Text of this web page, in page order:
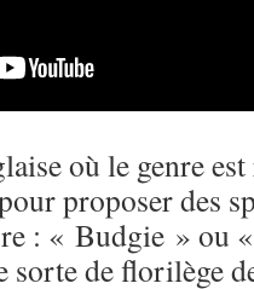
où le genre
proposer des
: « Budgie » ou
sorte de florilège